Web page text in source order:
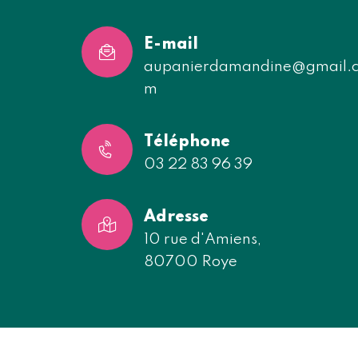
E-mail
m
Téléphone
03 22 83 96 39
Adresse
10 rue d'Amiens,
80700 Roye